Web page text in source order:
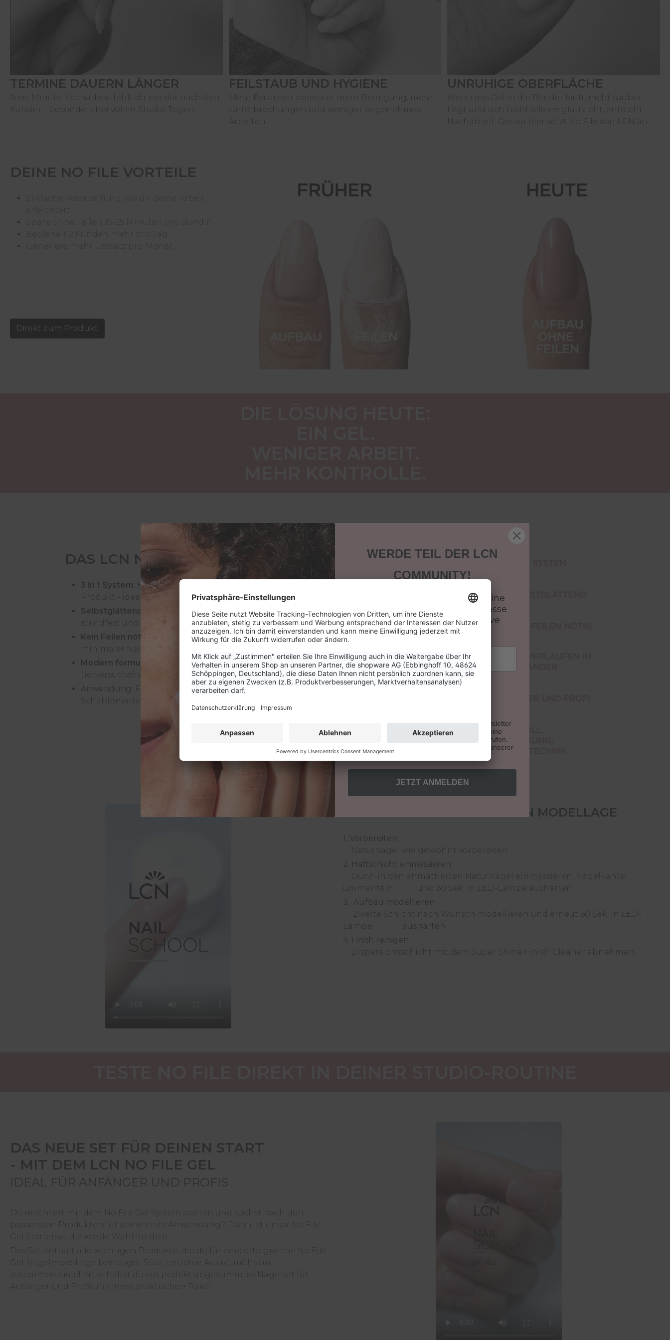
TERMINE DAUERN LÄNGER
Jede Minute Nacharbeit fehlt dir bei der nächsten
Kundin – besonders bei vollen Studio-Tagen.
FEILSTAUB UND HYGIENE
Mehr Feilarbeit bedeutet mehr Reinigung, mehr
Unterbrechungen und weniger angenehmes
Arbeiten.
UNRUHIGE OBERFLÄCHE
Wenn das Gel in die Ränder läuft, nicht sauber
liegt und sich nicht alleine glattzieht, entsteht
Nacharbeit. Genau hier setzt No File von LCN an.
DEINE NO FILE VORTEILE
Direkt zum Produkt
DAS LCN NO FILE UV GEL
3 in 1 System : Haftung, Aufbau und Versiegelung in einem
Produkt - ideal für einen schnellen Workflow.
Selbstglättend
: Die Textur zieht sich glatt, bleibt aber
standfest und kontrollierbar.
Kein Feilen nötig
: Für eine makellose Oberfläche mit
minimaler Nacharbeit und wenig Staub.
Modern formuliert
: Mit Hyaluron, HEMA-frei, vegan und
tierversuchsfrei
Anwendung: Für Modellagen, Nagelverstärkung, Tip-und
Schablonentechnik
IN 4 SCHRITTEN ZUR GLATTEN MODELLAGE
1. Vorbereiten
Naturnagel
wie gewohnt vorbereiten
2. Haftschicht einmassieren
Dünn in den anmattierten Naturnagel einmassieren, Nagelkante
ummanteln und 60 Sek. in LED-Lampe aushärten.
3. Aufbau modellieren
Zweite Schicht nach Wunsch modellieren und erneut 60 Sek. in LED-
Lampe aushärten
4. Finish reinigen
Dispersionsschicht mit dem Super Shine Finish Cleaner abnehmen.
DAS NEUE SET FÜR DEINEN START
- MIT DEM LCN NO FILE GEL
IDEAL FÜR ANFÄNGER UND PROFIS
Du möchtest mit dem No File Gel System starten und suchst nach den
passenden Produkten für deine erste Anwendung? Dann ist unser No File
Gel Starterset die ideale Wahl für dich.
Das Set enthält alle wichtigen Produkte, die du für eine erfolgreiche No File
Gel Nagelmodellage benötigst. Statt einzelne Artikel mühsam
zusammenzustellen, erhältst du ein perfekt abgestimmtes Nagelset für
Anfänger und Profis in einem praktischen Paket.
WERDE TEIL DER LCN
COMMUNITY!
Sichere dir 15 % Rabatt auf deine
nächste Bestellung und verpasse
keine News, Tipps & exklusive
Aktionen.
Kundengruppe
Privatkunde
Mit der Anmeldung erhältst du unseren Newsletter
und bestätigst unsere AGB. Du kannst deine
Einwilligung jederzeit für die Zukunft widerrufen.
Mehr Infos zum Datenschutz findest du auf unserer
JETZT ANMELDEN